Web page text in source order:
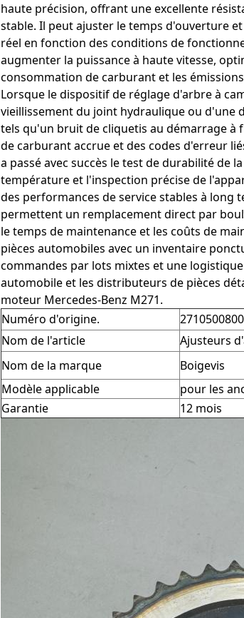
haute précision, offrant une excellente
stable. Il peut ajuster le temps d'ouverture
réel en fonction des conditions de
augmenter la puissance à haute vitesse,
consommation de carburant et les
Lorsque le dispositif de réglage d'arbre à
vieillissement du joint hydraulique ou d'une
tels qu'un bruit de cliquetis au démarrage à
de carburant accrue et des codes d'erreur
a passé avec succès le test de durabilité de
température et l'inspection précise de
des performances de service stables à
permettent un remplacement direct par
le temps de maintenance et les coûts de
pièces automobiles avec un inventaire
commandes par lots mixtes et une
automobile et les distributeurs de pièces
moteur Mercedes-Benz M271.
Numéro d'origine.
2710500800
Nom de l'article
Ajusteurs
Nom de la marque
Boigevis
Modèle applicable
pour les
Garantie
12 mois